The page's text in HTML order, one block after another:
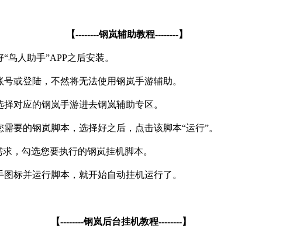
【--------钢岚辅助教程--------】
“鸟人助手”APP之后安装。
或登陆，不然将无法使用钢岚手游辅助。
对应的钢岚手游进去钢岚辅助专区。
要的钢岚脚本，选择好之后，点击该脚本“运行”。
，勾选您要执行的钢岚挂机脚本。
标并运行脚本，就开始自动挂机运行了。
【--------钢岚后台挂机教程--------】